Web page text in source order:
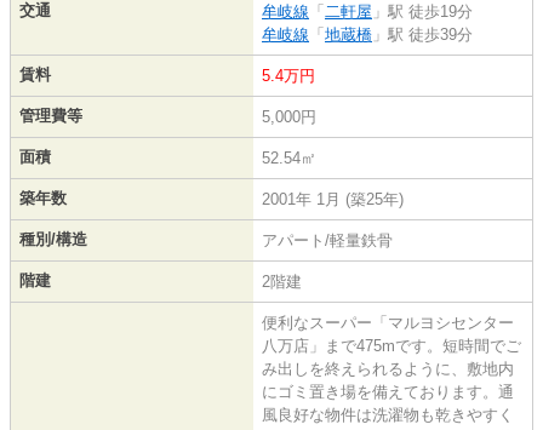
交通
牟岐線 「 二軒屋 」駅 徒歩19分
牟岐線 「 地蔵橋 」駅 徒歩39分
賃料 5.4万円
管理費等 5,000円
面積 52.54㎡
築年数 2001年 1月 (築25年)
種別/構造 アパート/軽量鉄骨
階建 2階建
便利なスーパー「マルヨシセンター
八万店」まで475mです。短時間でご
み出しを終えられるように、敷地内
にゴミ置き場を備えております。通
風良好な物件は洗濯物も乾きやすく